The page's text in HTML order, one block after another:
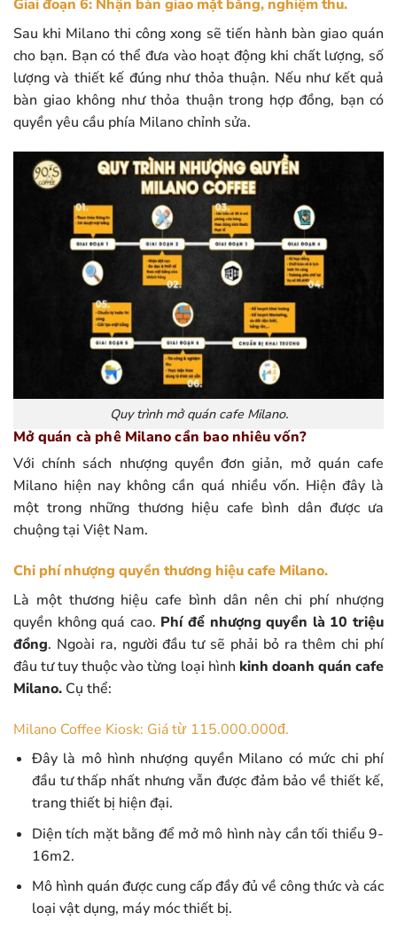
Giai đoạn 6: Nhận bàn giao mặt bằng, nghiệm thu.
Sau khi Milano thi công xong sẽ tiến hành bàn giao quán
cho bạn. Bạn có thể đưa vào hoạt động khi chất lượng, số
lượng và thiết kế đúng như thỏa thuận. Nếu như kết quả
bàn giao không như thỏa thuận trong hợp đồng, bạn có
quyền yêu cầu phía Milano chỉnh sửa.
Quy trình mở quán cafe Milano.
Mở quán cà phê Milano cần bao nhiêu vốn?
Với chính sách nhượng quyền đơn giản, mở quán cafe
Milano hiện nay không cần quá nhiều vốn. Hiện đây là
một trong những thương hiệu cafe bình dân được ưa
chuộng tại Việt Nam.
Chi phí nhượng quyền thương hiệu cafe Milano.
Là một thương hiệu cafe bình dân nên chi phí nhượng
quyền không quá cao. Phí để nhượng quyền là 10 triệu
đồng. Ngoài ra, người đầu tư sẽ phải bỏ ra thêm chi phí
đâu tư tuy thuộc vào từng loại hình kinh doanh quán cafe
Milano. Cụ thể:
Milano Coffee Kiosk: Giá từ 115.000.000đ.
Đây là mô hình nhượng quyền Milano có mức chi phí
đầu tư thấp nhất nhưng vẫn được đảm bảo về thiết kế,
trang thiết bị hiện đại.
Diện tích mặt bằng để mở mô hình này cần tối thiểu 9-
16m2.
Mô hình quán được cung cấp đầy đủ về công thức và các
loại vật dụng, máy móc thiết bị.